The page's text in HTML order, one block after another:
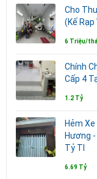
Cho
(Kế
6 Triệu/
Chính
Cấp 4
1.2 Tỷ
Hẻm
Hương
Tỷ Tl
6.69 Tỷ